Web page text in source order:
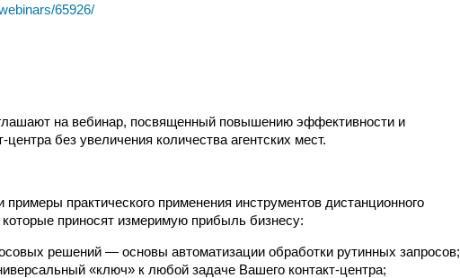
65926/
на вебинар, посвященный повышению эффективности и
без увеличения количества агентских мест.
практического применения инструментов дистанционного
приносят измеримую прибыль бизнесу:
решений — основы автоматизации обработки рутинных запросов;
«ключ» к любой задаче Вашего контакт-центра;